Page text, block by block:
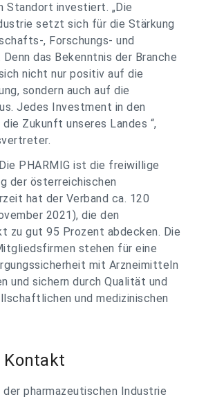
Standort investiert. „Die
setzt sich für die Stärkung
, Forschungs- und
das Bekenntnis der Branche
nicht nur positiv auf die
sondern auch auf die
Jedes Investment in den
Zukunft unseres Landes “,
PHARMIG ist die freiwillige
der österreichischen
hat der Verband ca. 120
2021), die den
zu gut 95 Prozent abdecken. Die
stehen für eine
mit Arzneimitteln
und sichern durch Qualität und
und medizinischen
Kontakt
der pharmazeutischen Industrie